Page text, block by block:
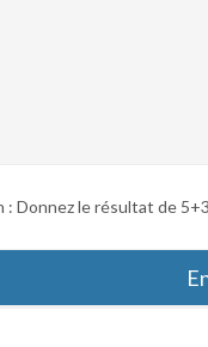
: Donnez le résultat de